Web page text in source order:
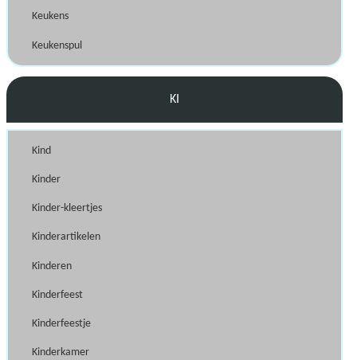
Keukens
Keukenspul
KI
Kind
Kinder
Kinder-kleertjes
Kinderartikelen
Kinderen
Kinderfeest
Kinderfeestje
Kinderkamer